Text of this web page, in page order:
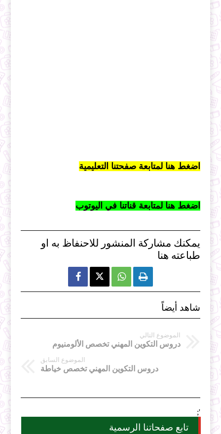
اضغط هنا لمتابعة صفحتنا التعليمية
اضغط هنا لمتابعة قناتنا في اليوتوب
يمكنك مشاركة المنشور للاحنفاظ به او
طباعته هنا
  
شاهد أيضاً
الموضوع التالي
دروس التكوين المهني تخصص الألومنيوم
الموضوع السابق
دروس التكوين المهني تخصص خياطة
';
تابع صفحاتنا الرسمية